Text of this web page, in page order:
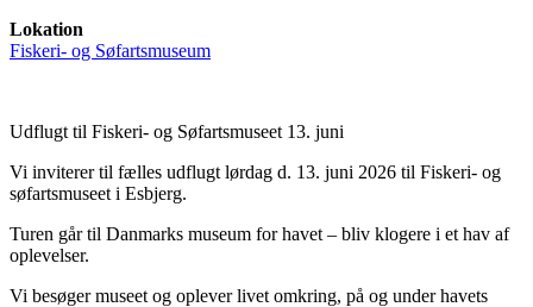
Lokation
Fiskeri- og Søfartsmuseum
Udflugt til Fiskeri- og Søfartsmuseet 13. juni
Vi inviterer til fælles udflugt lørdag d. 13. juni 2026 til Fiskeri- og
søfartsmuseet i Esbjerg.
Turen går til Danmarks museum for havet – bliv klogere i et hav af
oplevelser.
Vi besøger museet og oplever livet omkring, på og under havets